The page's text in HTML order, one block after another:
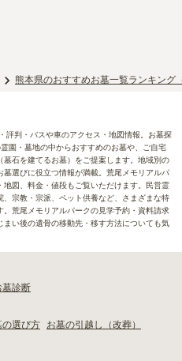
熊本県のおすすめお墓一覧ランキング
評判・バスや車のアクセス・地図情報。お墓探
園・墓地の中からおすすめのお墓や、ご自宅
石を建てるお墓）をご提案します。地域別の
選びに役立つ情報が満載。荒尾メモリアルパ
図、料金・値段もご覧いただけます。民営霊
宗教・宗派、ペット供養など、さまざまな特
荒尾メモリアルパークの見学予約・資料請求
い後の遺骨の移動先・移す方法についても気
墓診断
の選び方
お墓の引越し（改葬）